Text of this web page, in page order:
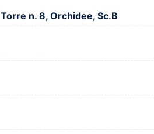
n. 8, Orchidee, Sc.B